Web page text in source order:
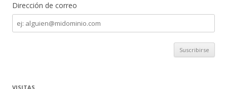
Dirección de correo
Dirección
de
correo
VISITAS